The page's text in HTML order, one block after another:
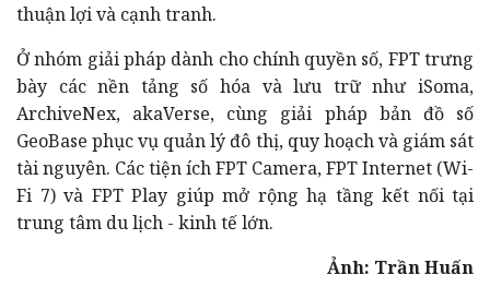
thuận lợi và cạnh tranh.
Ở nhóm giải pháp dành cho chính quyền số, FPT trưng
bày các nền tảng số hóa và lưu trữ như iSoma,
ArchiveNex, akaVerse, cùng giải pháp bản đồ số
GeoBase phục vụ quản lý đô thị, quy hoạch và giám sát
tài nguyên. Các tiện ích FPT Camera, FPT Internet (Wi-
Fi 7) và FPT Play giúp mở rộng hạ tầng kết nối tại
trung tâm du lịch - kinh tế lớn.
Ảnh: Trần Huấn